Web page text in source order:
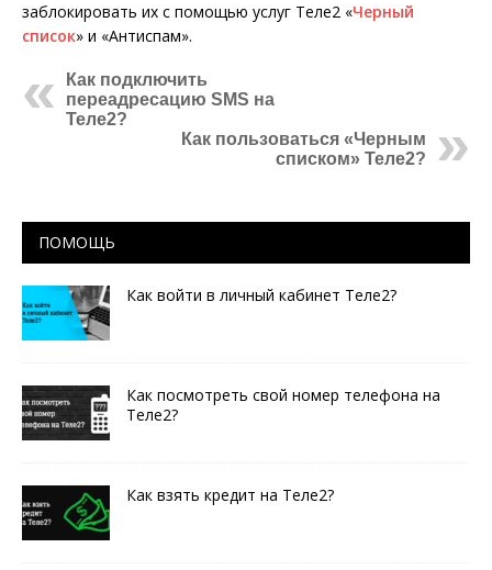
заблокировать их с помощью услуг Теле2 «Черный
список» и «Антиспам».
Как подключить
переадресацию SMS на
Теле2?
Как пользоваться «Черным
списком» Теле2?
ПОМОЩЬ
Как войти в личный кабинет Теле2?
Как посмотреть свой номер телефона на
Теле2?
Как взять кредит на Теле2?